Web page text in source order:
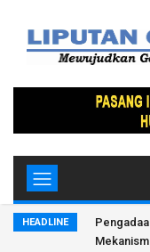
HEADLINE
Tak
Warga